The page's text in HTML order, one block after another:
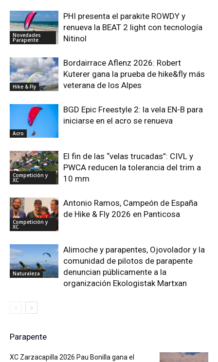
Novedades
Parapente
PHI presenta el parakite ROWDY y
renueva la BEAT 2 light con tecnología
Nitinol
Hike & Fly
Bordairrace Aflenz 2026: Robert
Kuterer gana la prueba de hike&fly más
veterana de los Alpes
Acro
BGD Epic Freestyle 2: la vela EN-B para
iniciarse en el acro se renueva
Competición y
XC
El fin de las “velas trucadas”: CIVL y
PWCA reducen la tolerancia del trim a
10 mm
Competición y
XC
Antonio Ramos, Campeón de España
de Hike & Fly 2026 en Panticosa
Naturaleza
Alimoche y parapentes, Ojovolador y la
comunidad de pilotos de parapente
denuncian públicamente a la
organización Ekologistak Martxan
Parapente
XC Zarzacapilla 2026 Pau Bonilla gana el